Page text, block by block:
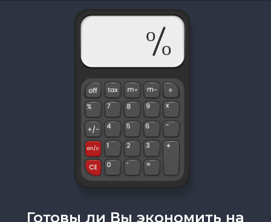
Готовы ли Вы экономить на